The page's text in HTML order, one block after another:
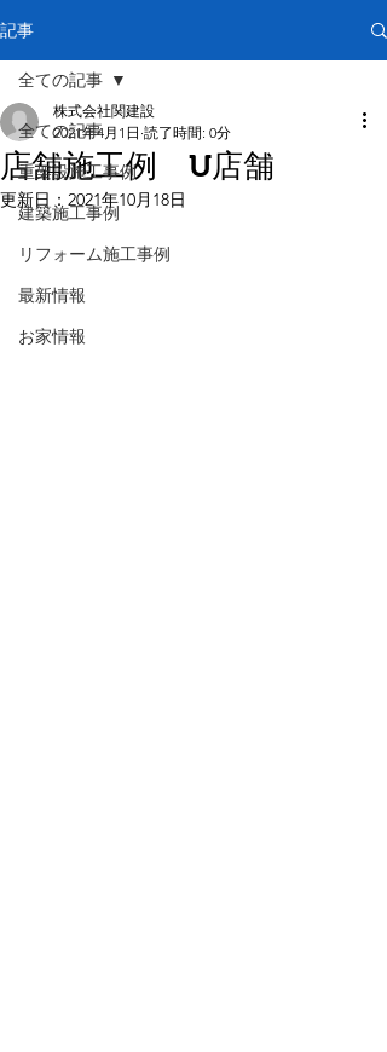
記事
全ての記事
重架設施工事例
建築施工事例
リフォーム施工事例
最新情報
お家情報
全ての記事
店舗施工例 U店舗
株式会社関建設
2021年4月1日 読了時間: 0分
更新日： 2021年10月18日